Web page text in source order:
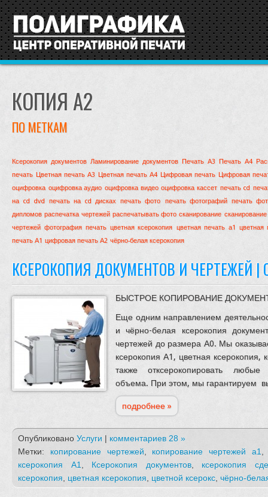
КОПИЯ А2
ПО МЕТКАМ
Ксерокопия документов Ламинирование документов Печать А3 Печать А4
печать Цветная печать А3 Цветная печать А4 Цифровая печать Цифровая
оцифровка оцифровка аудио оцифровка видео оцифровка кассет печать cd
на cd dvd печать на cd дисках печать фото печать фотографий печать
дипломов распечатка чертежей распечатывать фото сканирование
чертежей фотография печать цветная ксерокопия цветная печать а1
цветная
печать А1 цифровая печать А2 чёрно-белая ксерокопия
КСЕРОКОПИЯ ДОКУМЕНТОВ И ЧЕРТЕЖЕЙ |
БЫСТРОЕ КОПИРОВАНИЕ
Еще одним направлением
и чёрно-белая ксерокопия
чертежей до размера А0. Мы
ксерокопия А1, цветная ксерокопия, к
также отксерокопировать
объема. При этом, мы гарантируем
подробнее »
Опубликовано Услуги | комментариев 28 »
Метки: копирование чертежей копирование чертежей а1
ксерокопия А1
Ксерокопия документов, ксерокопия
ксерокопия
цветная ксерокопия цветной ксерокс чёрно-